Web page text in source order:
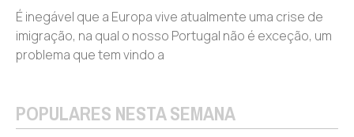
É inegável que a Europa vive atualmente uma crise de
imigração, na qual o nosso Portugal não é exceção, um
problema que tem vindo a
POPULARES NESTA SEMANA